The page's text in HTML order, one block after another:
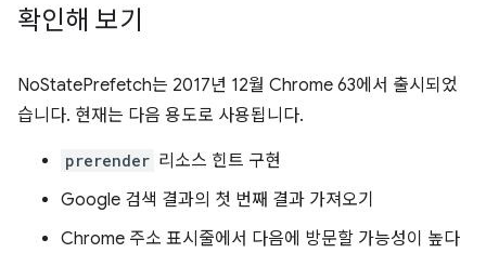
확인해 보기
NoStatePrefetch는 2017년 12월 Chrome 63에서 출시되었
습니다. 현재는 다음 용도로 사용됩니다.
prerender 리소스 힌트 구현
Google 검색 결과의 첫 번째 결과 가져오기
Chrome 주소 표시줄에서 다음에 방문할 가능성이 높다